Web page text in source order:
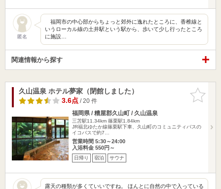
匿名
福岡市の中心部からちょっと郊外に逸れたところに、香椎線と
いうローカル線の土井駅という駅から、歩いて少し行ったところ
に施設…
関連情報から探す
お気に入
りに追加
久山温泉 ホテル夢家（閉館しました）
3.6点/ 20 件
福岡県 / 糟屋郡久山町 / 久山温泉
三苫駅11.34km 篠栗駅1.84km
JR福北ゆたか線篠栗駅下車、久山町のコミュニティバスの
イコバスで約7…
営業時間 5:30～24:00
入浴料金 550円～
日帰り 宿泊 サウナ
露天の種類が多くていいですね。 ほんとに自然の中で入っている